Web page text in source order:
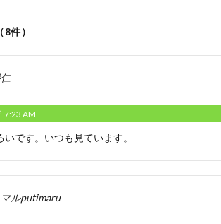
（8件）
7:23 AM
です。いつも見ています。
マルputimaru